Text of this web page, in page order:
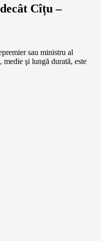
Cîțu –
sau ministru al
şi lungă durată, este